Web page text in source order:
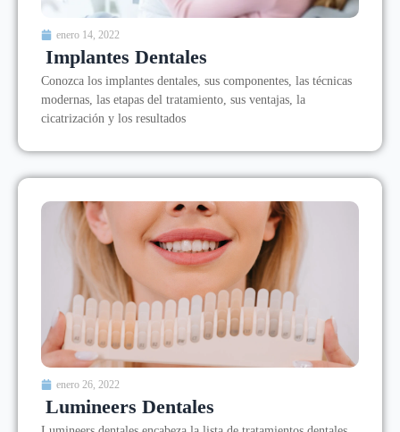
enero 14, 2022
Implantes Dentales
Conozca los implantes dentales, sus componentes, las técnicas
modernas, las etapas del tratamiento, sus ventajas, la
cicatrización y los resultados
enero 26, 2022
Lumineers Dentales